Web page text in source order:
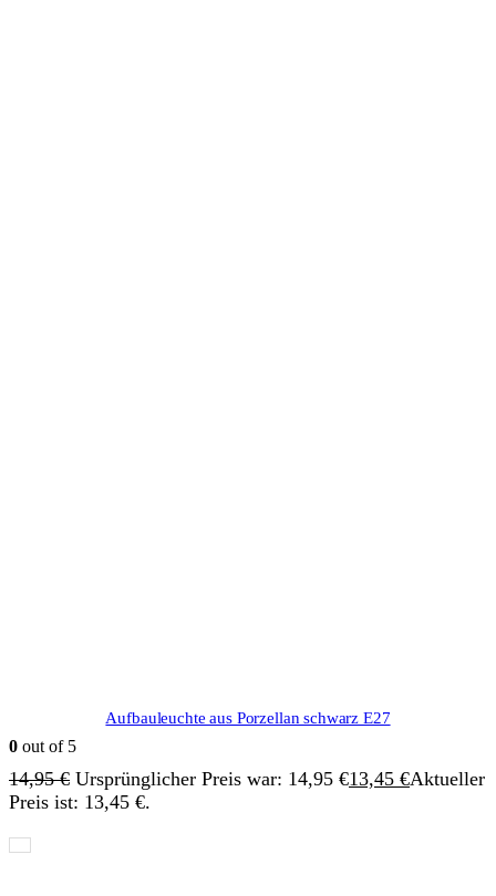
Aufbauleuchte aus Porzellan schwarz E27
0 out of 5
14,95€ Ursprünglicher Preis war: 14,95 €13,45 €Aktueller
Preis ist: 13,45 €.